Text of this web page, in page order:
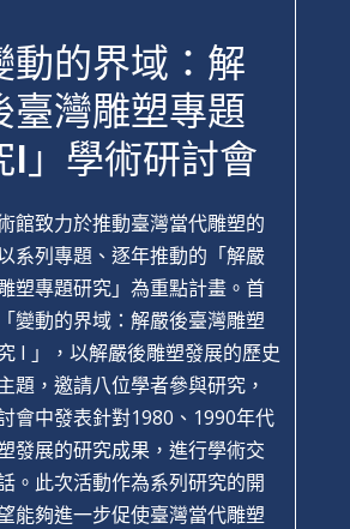
動的界域：解
臺灣雕塑專題
I」學術研討會
館致力於推動臺灣當代雕塑的
系列專題、逐年推動的「解嚴
塑專題研究」為重點計畫。首
變動的界域：解嚴後臺灣雕塑
I 」，以解嚴後雕塑發展的歷史
題，邀請八位學者參與研究，
會中發表針對1980、1990年代
發展的研究成果，進行學術交
。此次活動作為系列研究的開
能夠進一步促使臺灣當代雕塑